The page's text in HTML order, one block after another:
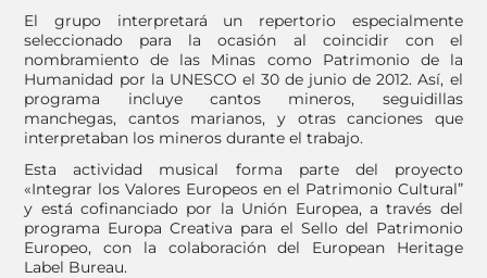
El grupo interpretará un repertorio especialmente
seleccionado para la ocasión al coincidir con el
nombramiento de las Minas como Patrimonio de la
Humanidad por la UNESCO el 30 de junio de 2012. Así, el
programa incluye cantos mineros, seguidillas
manchegas, cantos marianos, y otras canciones que
interpretaban los mineros durante el trabajo.
Esta actividad musical forma parte del proyecto
«Integrar los Valores Europeos en el Patrimonio Cultural”
y está cofinanciado por la Unión Europea, a través del
programa Europa Creativa para el Sello del Patrimonio
Europeo, con la colaboración del European Heritage
Label Bureau.